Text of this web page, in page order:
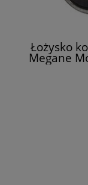
Łożysko
Megane